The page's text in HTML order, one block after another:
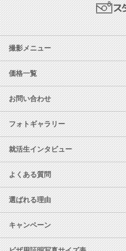
スタジ
撮影メニュー
価格一覧
お問い合わせ
フォトギャラリー
就活生インタビュー
よくある質問
選ばれる理由
キャンペーン